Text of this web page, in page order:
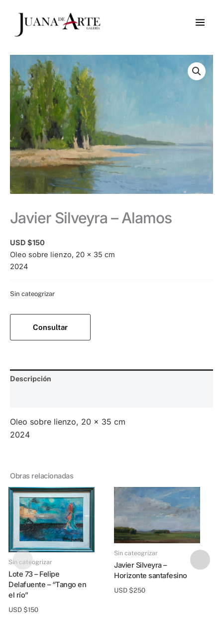
Javier Silveyra – Alamos
USD $150
Oleo sobre lienzo, 20 x 35 cm
2024
Sin cateogrizar
Consultar
Descripción
Oleo sobre lienzo, 20 x 35 cm
2024
Obras relacionadas
Sin cateogrizar
Lote 73 – Felipe
Delafuente – “Tango en
el río”
USD $150
Sin cateogrizar
Javier Silveyra –
Horizonte santafesino
USD $250